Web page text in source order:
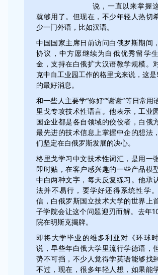
说，一直以来掌握
就够用了。但现在，不少年轻人热切
少一门外语，比如汉语。
中国国家主席日前访问白俄罗斯期间
协议，中方愿继续为白俄优秀留学
金，支持在白俄扩大汉语教学规模。
克中白工业园工作的格里戈来说，这
的最好消息。
和一些人主要学“你好”“谢谢”等日常用
里戈专攻技术性语言。他表示，工业
国企业都是各自领域的佼佼者，白俄
最先进的技术信息上掌握中企的想法
们坚定在白俄罗斯发展的决心。
格里戈学习中文技术性词汇，是用一
即时贴，在客户感兴趣的一些产品模
中白两种文字，每天反复练习。他承
法并不易行，要学好还得系统性学
信，白俄罗斯国立技术大学的世界上
子学院会让这个问题迎刃而解。去年
院在明斯克揭牌。
即将大学毕业的维多利亚对《环球
说，早些年白俄大学里流行学德语，
势不可挡，不少人觉得学英语能够找
不过，现在，很多年轻人想，如果能